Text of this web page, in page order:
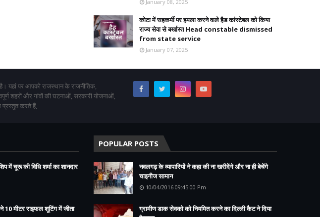
January 08, 2025
कोटा में सहकर्मी पर हमला करने वाले हैड कांस्टेबल को किया
राज्य सेवा से बर्खास्त Head constable dismissed
from state service
January 07, 2025
यहां पर आपको राजस्थान के राजनीतिक,
शहरों और गांवों की घटनाओं, सरकारी योजनाओं,
प्रस्तुत करते हैं,
में चूरू की विधि शर्मा का शानदार
ने 10 मीटर राइफल शूटिंग में जीता
POPULAR POSTS
नवलगढ़ के व्यापारियों ने कहा की ना खरीदेंगे और ना ही बेचेंगे
चाइनीज सामान
10/04/2016 09:45:00 Pm
ग्रामीण डाक सेवको को नियमित करने का दिल्ली कैट ने दिया